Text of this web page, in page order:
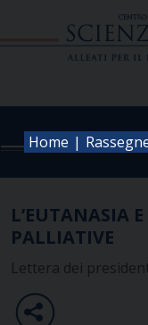
Home |
L’EUTANASIA
PALLIATIVE
Lettera dei